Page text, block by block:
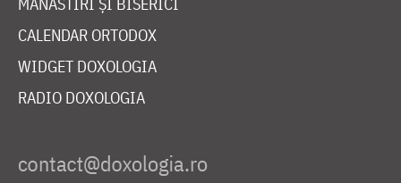
MĂNĂSTIRI ȘI BISERICI
CALENDAR ORTODOX
WIDGET DOXOLOGIA
RADIO DOXOLOGIA